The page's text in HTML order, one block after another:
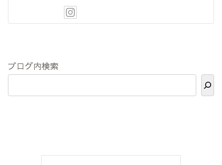
ブログ内検索